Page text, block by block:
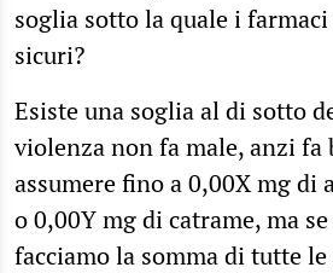
soglia sotto la quale i
sicuri?
Esiste una soglia al di sotto
violenza non fa male, anzi fa
assumere fino a 0,00X mg di
o 0,00Y mg di catrame, ma
facciamo la somma di tutte le